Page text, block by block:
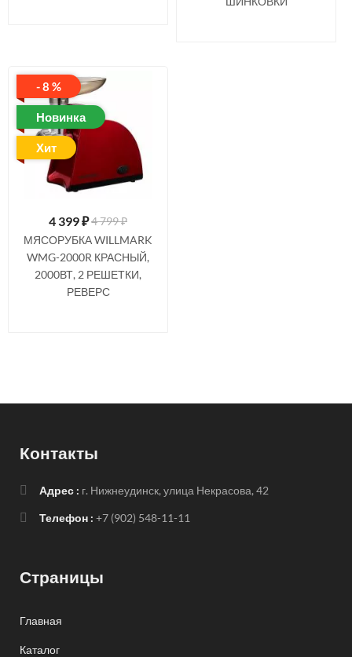
- 8 %
Новинка
Хит
4 399₽4 799 ₽
МЯСОРУБКА WILLMARK
WMG-2000R КРАСНЫЙ,
2000ВТ, 2 РЕШЕТКИ,
РЕВЕРС
Контакты
Адрес : г. Нижнеудинск, улица Некрасова, 42
Телефон : +7 (902) 548-11-11
Страницы
Главная
Каталог